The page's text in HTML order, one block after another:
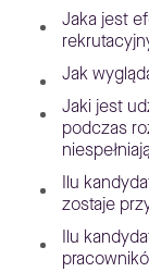
Jaka jest
Jak
Jaki jest
podczas
Ilu
zostaje
Ilu